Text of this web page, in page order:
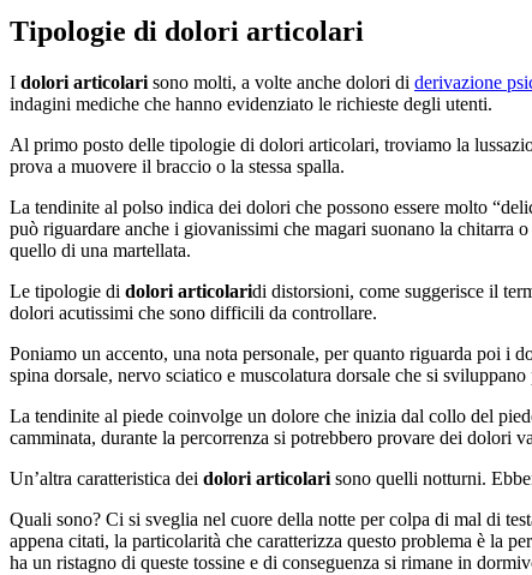
Tipologie di dolori articolari
I dolori articolari sono molti, a volte anche dolori di derivazione
indagini mediche che hanno evidenziato le richieste degli utenti.
Al primo posto delle tipologie di dolori articolari, troviamo la
prova a muovere il braccio o la stessa spalla.
La tendinite al polso indica dei dolori che possono essere molto
può riguardare anche i giovanissimi che magari suonano la chitarra
quello di una martellata.
Le tipologie di dolori articolaridi distorsioni, come suggerisce il
dolori acutissimi che sono difficili da controllare.
Poniamo un accento, una nota personale, per quanto riguarda poi
spina dorsale, nervo sciatico e muscolatura dorsale che si
La tendinite al piede coinvolge un dolore che inizia dal collo del
camminata, durante la percorrenza si potrebbero provare dei dolori
Un’altra caratteristica dei dolori articolari sono quelli notturni.
Quali sono? Ci si sveglia nel cuore della notte per colpa di mal di
appena citati, la particolarità che caratterizza questo problema è la
ha un ristagno di queste tossine e di conseguenza si rimane in